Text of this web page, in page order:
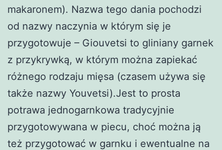
makaronem). Nazwa tego dania pochodzi
od nazwy naczynia w którym się je
przygotowuje – Giouvetsi to gliniany garnek
z przykrywką, w którym można zapiekać
różnego rodzaju mięsa (czasem używa się
także nazwy Youvetsi).Jest to prosta
potrawa jednogarnkowa tradycyjnie
przygotowywana w piecu, choć można ją
też przygotować w garnku i ewentualne na